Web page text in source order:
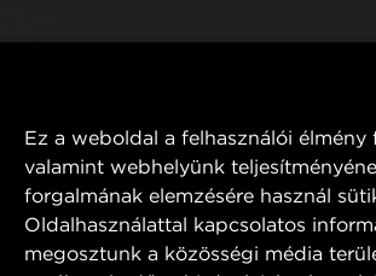
MANN+HUMMEL FT Poland
ul. Wrocławska 145,
Ez a weboldal a felhasználói élmény
valamint webhelyünk
forgalmának elemzésére használ
Oldalhasználattal kapcsolatos
megosztunk a közösségi média